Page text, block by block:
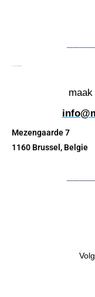
Mezengaarde 7
1160 Brussel, Belgie